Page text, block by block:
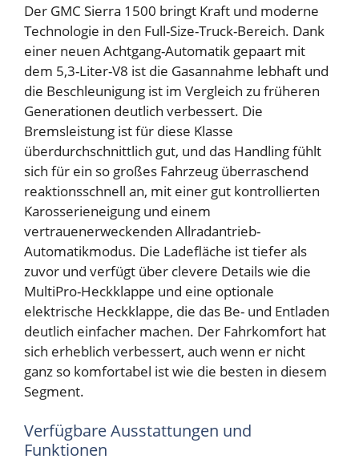
Der GMC Sierra 1500 bringt Kraft und moderne
Technologie in den Full-Size-Truck-Bereich. Dank
einer neuen Achtgang-Automatik gepaart mit
dem 5,3-Liter-V8 ist die Gasannahme lebhaft und
die Beschleunigung ist im Vergleich zu früheren
Generationen deutlich verbessert. Die
Bremsleistung ist für diese Klasse
überdurchschnittlich gut, und das Handling fühlt
sich für ein so großes Fahrzeug überraschend
reaktionsschnell an, mit einer gut kontrollierten
Karosserieneigung und einem
vertrauenerweckenden Allradantrieb-
Automatikmodus. Die Ladefläche ist tiefer als
zuvor und verfügt über clevere Details wie die
MultiPro-Heckklappe und eine optionale
elektrische Heckklappe, die das Be- und Entladen
deutlich einfacher machen. Der Fahrkomfort hat
sich erheblich verbessert, auch wenn er nicht
ganz so komfortabel ist wie die besten in diesem
Segment.
Verfügbare Ausstattungen und
Funktionen